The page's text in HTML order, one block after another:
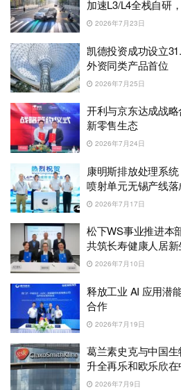
加速L3/L4全栈自研
2026年7月23日
凯德投资成功设立
外资同类产品首位
2026年7月25日
开利与京东达成战
新零售生态
2026年7月24日
康明斯排放处理系
喷射单元无锡产线
2026年7月17日
松下WS事业推进本
共筑长寿健康人居
2026年7月10日
释放工业 AI 应用潜
合作
2026年7月19日
葛兰素史克与中国
升全再乐和欧乐欣
2026年7月9日